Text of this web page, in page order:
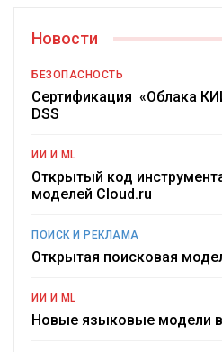
Новости
БЕЗОПАСНОСТЬ
Сертификация «Облака
DSS
ИИ И ML
Открытый код
моделей Cloud.ru
ПОИСК И РЕКЛАМА
Открытая поисковая
ИИ И ML
Новые языковые модели в